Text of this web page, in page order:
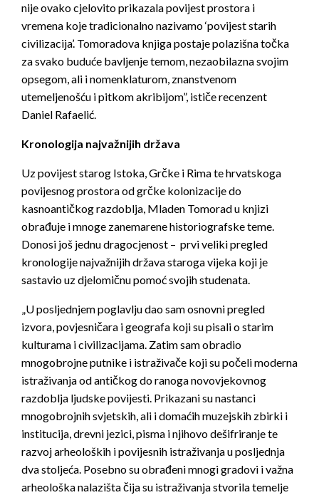
nije ovako cjelovito prikazala povijest prostora i
vremena koje tradicionalno nazivamo ‘povijest starih
civilizacija’. Tomoradova knjiga postaje polazišna točka
za svako buduće bavljenje temom, nezaobilazna svojim
opsegom, ali i nomenklaturom, znanstvenom
utemeljenošću i pitkom akribijom”, ističe recenzent
Daniel Rafaelić.
Kronologija najvažnijih država
Uz povijest starog Istoka, Grčke i Rima te hrvatskoga
povijesnog prostora od grčke kolonizacije do
kasnoantičkog razdoblja, Mladen Tomorad u knjizi
obrađuje i mnoge zanemarene historiografske teme.
Donosi još jednu dragocjenost – prvi veliki pregled
kronologije najvažnijih država staroga vijeka koji je
sastavio uz djelomičnu pomoć svojih studenata.
„U posljednjem poglavlju dao sam osnovni pregled
izvora, povjesničara i geografa koji su pisali o starim
kulturama i civilizacijama. Zatim sam obradio
mnogobrojne putnike i istraživače koji su počeli moderna
istraživanja od antičkog do ranoga novovjekovnog
razdoblja ljudske povijesti. Prikazani su nastanci
mnogobrojnih svjetskih, ali i domaćih muzejskih zbirki i
institucija, drevni jezici, pisma i njihovo dešifriranje te
razvoj arheoloških i povijesnih istraživanja u posljednja
dva stoljeća. Posebno su obrađeni mnogi gradovi i važna
arheološka nalazišta čija su istraživanja stvorila temelje